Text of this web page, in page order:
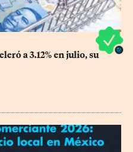
a 3.12% en julio, su